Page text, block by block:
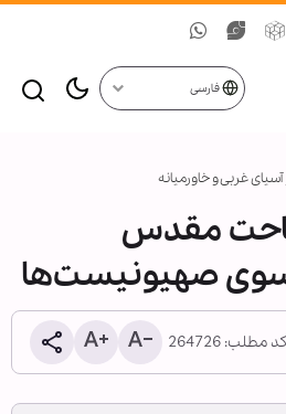
فارسی
آسیای غربی و خاورمیانه
مقدس
صهيونيست‌ها
کد مطلب: 264726